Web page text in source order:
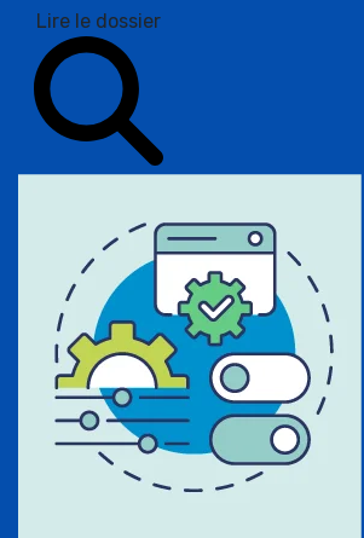
Lire le dossier